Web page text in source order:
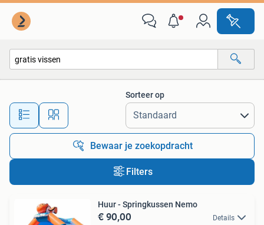
Alle afstanden…
Sorteer op
Bewaar je zoekopdracht
Filters
Huur - Springkussen Nemo
€ 90,00 Details